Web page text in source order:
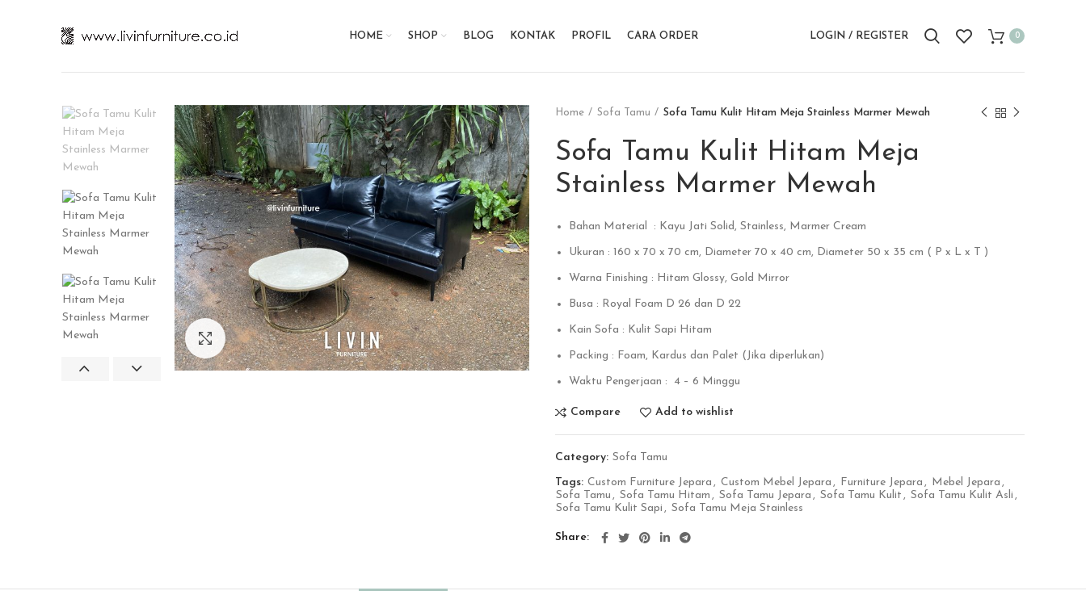
HOME SHOP BLOG KONTAK PROFIL CARA ORDER LOGIN / REGISTER 0
Click to enlarge
Home Sofa Tamu Sofa Tamu Kulit Hitam Meja Stainless Marmer Mewah
Sofa Tamu Kulit Hitam Meja
Stainless Marmer Mewah
Bahan Material : Kayu Jati Solid, Stainless, Marmer Cream
Ukuran : 160 x 70 x 70 cm, Diameter 70 x 40 cm, Diameter 50 x 35 cm ( P x L x T )
Warna Finishing : Hitam Glossy, Gold Mirror
Busa : Royal Foam D 26 dan D 22
Kain Sofa : Kulit Sapi Hitam
Packing : Foam, Kardus dan Palet (Jika diperlukan)
Waktu Pengerjaan : 4 – 6 Minggu
Compare Add to wishlist
Category: Sofa Tamu
Tags: Custom Furniture Jepara , Custom Mebel Jepara , Furniture Jepara , Mebel Jepara ,
Sofa Tamu , Sofa Tamu Hitam , Sofa Tamu Jepara , Sofa Tamu Kulit , Sofa Tamu Kulit Asli ,
Sofa Tamu Kulit Sapi , Sofa Tamu Meja Stainless
Share